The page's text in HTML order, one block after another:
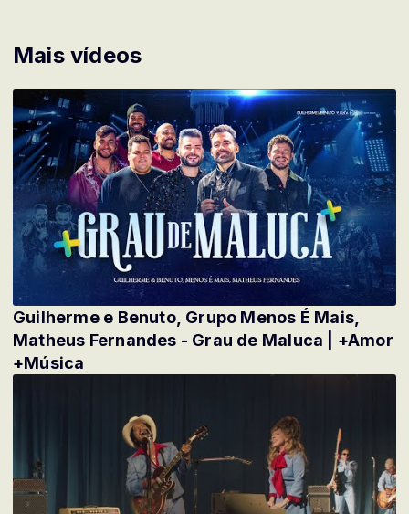
Mais vídeos
Guilherme e Benuto, Grupo Menos É Mais,
Matheus Fernandes - Grau de Maluca | +Amor
+Música